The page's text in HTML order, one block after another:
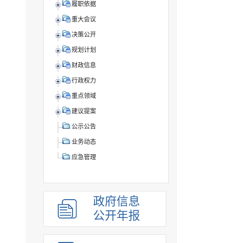
履职依据
重大会议
决策公开
规划计划
财政信息
行政权力
重点领域
建议提案
公示公告
业务动态
应急管理
政府信息
公开年报